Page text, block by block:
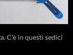
C'è in questi sedici